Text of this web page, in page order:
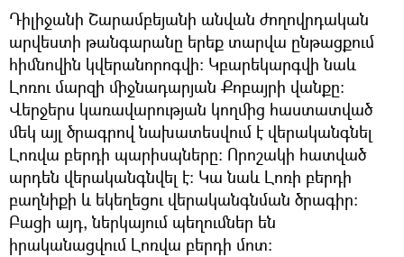
Դիլիջանի Շարամբեյանի անվան ժողովրդական
արվեստի թանգարանը երեք տարվա ընթացքում
հիմնովին կվերանորոգվի։ Կբարեկարգվի նաև
Լոռու մարզի միջնադարյան Քոբայրի վանքը։
Վերջերս կառավարության կողմից հաստատված
մեկ այլ ծրագրով նախատեսվում է վերականգնել
Լոռվա բերդի պարիսպները։ Որոշակի հատված
արդեն վերականգնվել է։ Կա նաև Լոռի բերդի
բաղնիքի և եկեղեցու վերականգնման ծրագիր։
Բացի այդ, ներկայում պեղումներ են
իրականացվում Լոռվա բերդի մոտ։